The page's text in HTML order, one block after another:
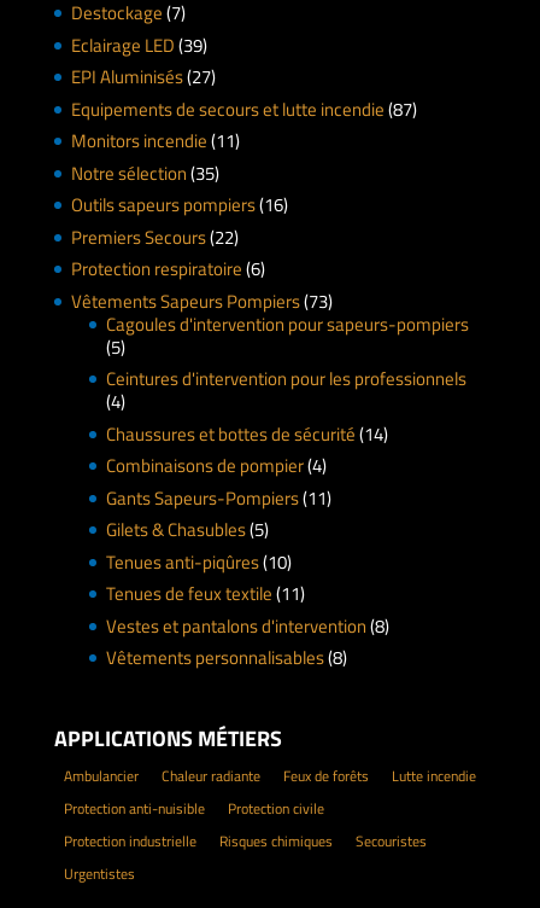
Destockage(7)
Eclairage LED(39)
EPI Aluminisés(27)
Equipements de secours et lutte incendie(87)
Monitors incendie(11)
Notre sélection(35)
Outils sapeurs pompiers(16)
Premiers Secours(22)
Protection respiratoire(6)
Vêtements Sapeurs Pompiers(73)
Cagoules d'intervention pour sapeurs-pompiers
(5)
Ceintures d'intervention pour les professionnels
(4)
Chaussures et bottes de sécurité(14)
Combinaisons de pompier(4)
Gants Sapeurs-Pompiers(11)
Gilets & Chasubles(5)
Tenues anti-piqûres(10)
Tenues de feux textile(11)
Vestes et pantalons d'intervention(8)
Vêtements personnalisables(8)
APPLICATIONS MÉTIERS
Ambulancier Chaleur radiante Feux de forêts
Lutte incendie
Protection anti-nuisible
Protection civile
Protection industrielle
Risques chimiques
Secouristes
Urgentistes